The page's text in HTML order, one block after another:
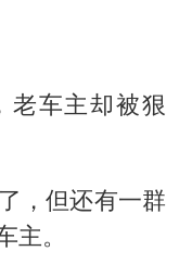
老车主却被狠
，但还有一群
。